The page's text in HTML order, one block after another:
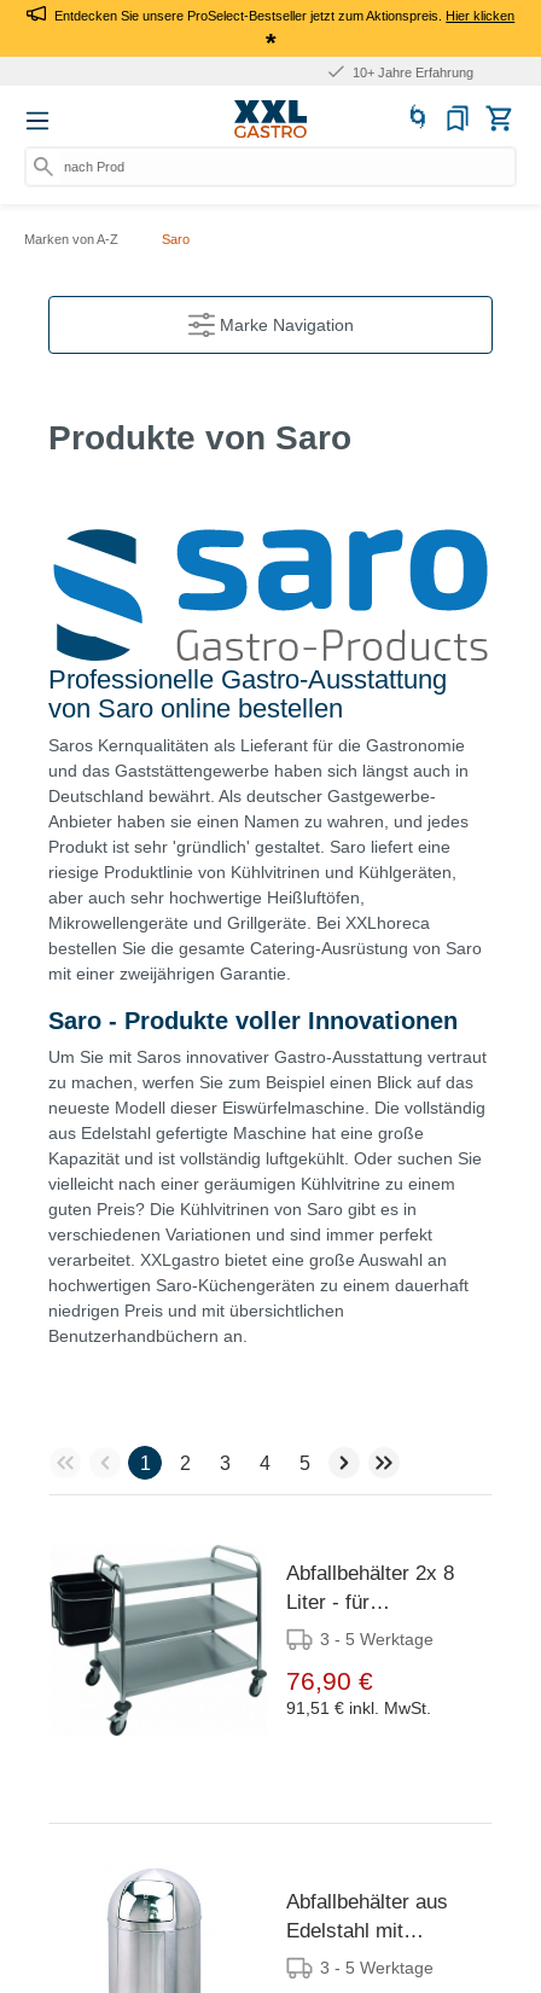
Entdecken Sie unsere ProSelect-Bestseller jetzt zum Aktionspreis.Hier klicken
*
10+ Jahre Erfahrung
nach Produkt,
Marken von A-Z Saro
Marke Navigation
Produkte von Saro
Professionelle Gastro-Ausstattung
von Saro online bestellen
Saros Kernqualitäten als Lieferant für die Gastronomie
und das Gaststättengewerbe haben sich längst auch in
Deutschland bewährt. Als deutscher Gastgewerbe-
Anbieter haben sie einen Namen zu wahren, und jedes
Produkt ist sehr 'gründlich' gestaltet. Saro liefert eine
riesige Produktlinie von Kühlvitrinen und Kühlgeräten,
aber auch sehr hochwertige Heißluftöfen,
Mikrowellengeräte und Grillgeräte. Bei XXLhoreca
bestellen Sie die gesamte Catering-Ausrüstung von Saro
mit einer zweijährigen Garantie.
Saro - Produkte voller Innovationen
Um Sie mit Saros innovativer Gastro-Ausstattung vertraut
zu machen, werfen Sie zum Beispiel einen Blick auf das
neueste Modell dieser Eiswürfelmaschine. Die vollständig
aus Edelstahl gefertigte Maschine hat eine große
Kapazität und ist vollständig luftgekühlt. Oder suchen Sie
vielleicht nach einer geräumigen Kühlvitrine zu einem
guten Preis? Die Kühlvitrinen von Saro gibt es in
verschiedenen Variationen und sind immer perfekt
verarbeitet. XXLgastro bietet eine große Auswahl an
hochwertigen Saro-Küchengeräten zu einem dauerhaft
niedrigen Preis und mit übersichtlichen
Benutzerhandbüchern an.
1 2 3 4 5
Abfallbehälter 2x 8
Liter - für
Servierwagen
3 - 5 Werktage
76,90 €
91,51 € inkl. MwSt.
Abfallbehälter aus
Edelstahl mit
Schiebedeckel - 76
3 - 5 Werktage